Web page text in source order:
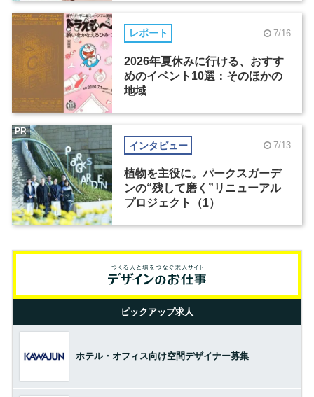
レポート 7/16
2026年夏休みに行ける、おすす
めのイベント10選：そのほかの
地域
インタビュー 7/13
植物を主役に。パークスガーデ
ンの“残して磨く”リニューアル
プロジェクト（1）
PR
ピックアップ求人
ホテル・オフィス向け空間デザイナー募集